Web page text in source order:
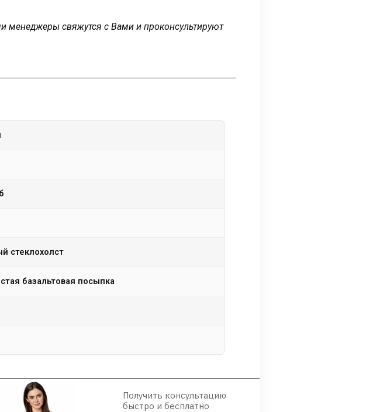
менеджеры свяжутся с Вами и проконсультируют
стеклохолст
базальтовая посыпка
Получить консультацию
быстро и бесплатно